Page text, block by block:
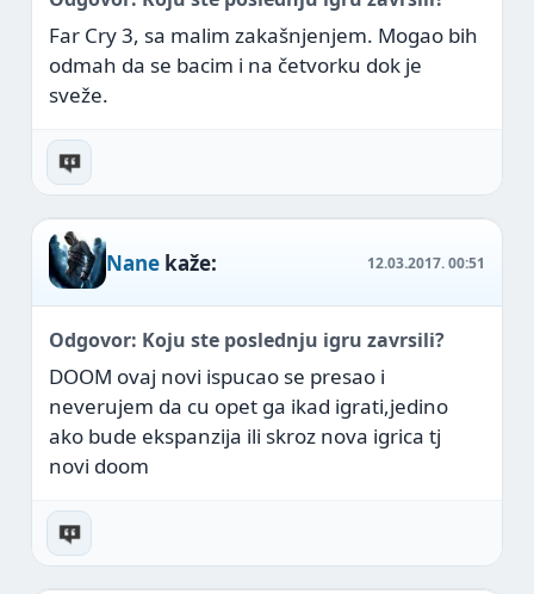
Far Cry 3, sa malim zakašnjenjem. Mogao bih
odmah da se bacim i na četvorku dok je
sveže.
Nane kaže: 12.03.2017.00:51
Odgovor: Koju ste poslednju igru zavrsili?
DOOM ovaj novi ispucao se presao i
neverujem da cu opet ga ikad igrati,jedino
ako bude ekspanzija ili skroz nova igrica tj
novi doom